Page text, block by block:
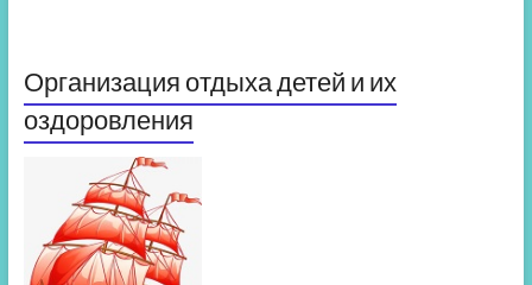
Организация отдыха детей и их
оздоровления